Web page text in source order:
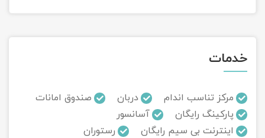
خدمات
مرکز تناسب اندام دربان
صندوق امانات
پارکینگ رایگان
آسانسور
اینترنت بی سیم رایگان
رستوران
تور ماسوله
تور مرداب سراوان
تور گلستان